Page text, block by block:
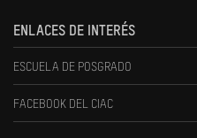
ENLACES DE INTERÉS
ESCUELA DE POSGRADO
FACEBOOK DEL CIAC